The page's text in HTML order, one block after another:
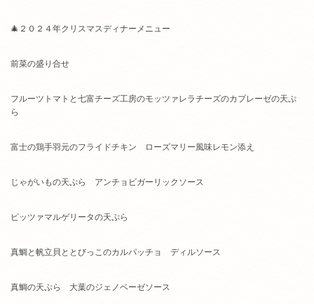
🎄２０２４年クリスマスディナーメニュー
前菜の盛り合せ
フルーツトマトと七富チーズ工房のモッツァレラチーズのカプレーゼの天ぷ
ら
富士の鶏手羽元のフライドチキン ローズマリー風味レモン添え
じゃがいもの天ぷら アンチョビガーリックソース
ピッツァマルゲリータの天ぷら
真鯛と帆立貝ととびっこのカルパッチョ ディルソース
真鯛の天ぷら 大葉のジェノベーゼソース